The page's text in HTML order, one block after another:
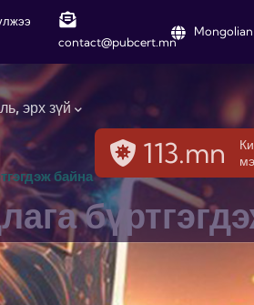
contact@pubcert.mn
Mongolian
эрх зүй
113.mn
байна